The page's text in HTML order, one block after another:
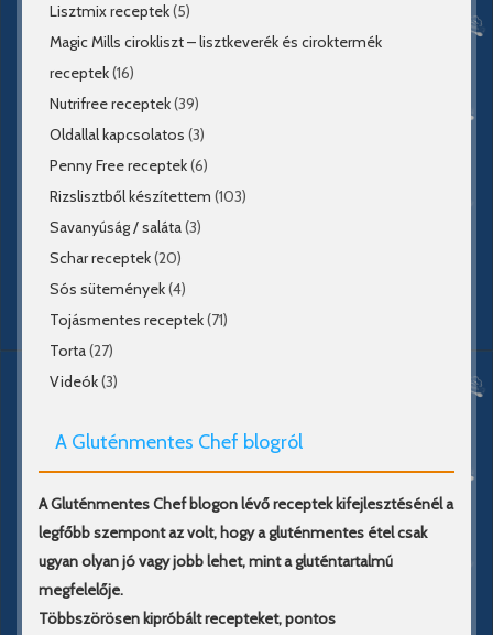
Lisztmix receptek(5)
Magic Mills cirokliszt – lisztkeverék és ciroktermék
receptek(16)
Nutrifree receptek(39)
Oldallal kapcsolatos (3)
Penny Free receptek(6)
Rizslisztből készítettem (103)
Savanyúság / saláta(3)
Schar receptek(20)
Sós sütemények(4)
Tojásmentes receptek(71)
Torta(27)
Videók(3)
A Gluténmentes Chef blogról
A Gluténmentes Chef blogon lévő receptek kifejlesztésénél a
legfőbb szempont az volt, hogy a gluténmentes étel csak
ugyan olyan jó vagy jobb lehet, mint a gluténtartalmú
megfelelője.
Többszörösen kipróbált recepteket, pontos